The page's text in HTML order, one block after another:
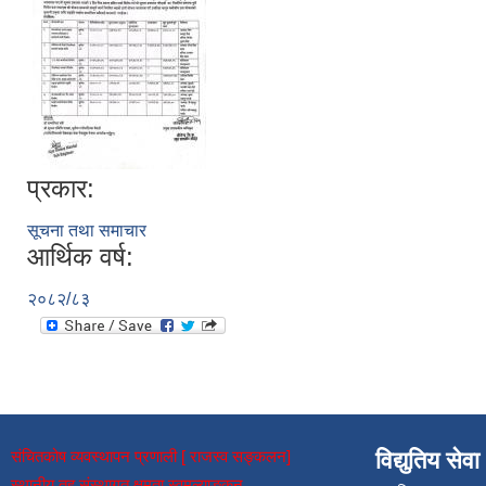
प्रकार:
सूचना तथा समाचार
आर्थिक वर्ष:
२०८२/८३
संचितकोष व्यवस्थापन प्रणाली [ राजस्व सङ्कलन]
विद्युतिय सेवा